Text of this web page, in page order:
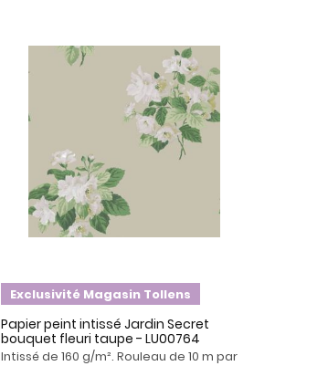
Exclusivité Magasin Tollens
Papier peint intissé Jardin Secret
bouquet fleuri taupe - LU00764
Intissé de 160 g/m². Rouleau de 10 m par